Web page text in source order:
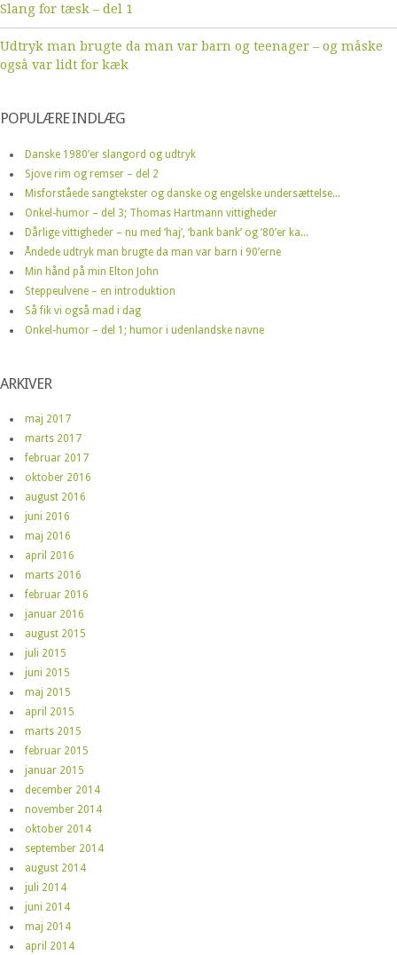
Slang for tæsk – del 1
Udtryk man brugte da man var barn og teenager – og måske
også var lidt for kæk
POPULÆRE INDLÆG
Danske 1980’er slangord og udtryk
Sjove rim og remser – del 2
Misforståede sangtekster og danske og engelske undersættelse...
Onkel-humor – del 3; Thomas Hartmann vittigheder
Dårlige vittigheder – nu med ‘haj’, ‘bank bank’ og ’80’er ka...
Åndede udtryk man brugte da man var barn i 90’erne
Min hånd på min Elton John
Steppeulvene – en introduktion
Så fik vi også mad i dag
Onkel-humor – del 1; humor i udenlandske navne
ARKIVER
maj 2017
marts 2017
februar 2017
oktober 2016
august 2016
juni 2016
maj 2016
april 2016
marts 2016
februar 2016
januar 2016
august 2015
juli 2015
juni 2015
maj 2015
april 2015
marts 2015
februar 2015
januar 2015
december 2014
november 2014
oktober 2014
september 2014
august 2014
juli 2014
juni 2014
maj 2014
april 2014